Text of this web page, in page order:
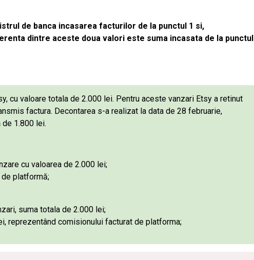
de banca incasarea facturilor de la punctul 1 si,
dintre aceste doua valori este suma incasata de la punctul
cu valoare totala de 2.000 lei. Pentru aceste vanzari Etsy a retinut
factura. Decontarea s-a realizat la data de 28 februarie,
1.800 lei.
cu valoarea de 2.000 lei;
platformă;
suma totala de 2.000 lei;
reprezentând comisionului facturat de platforma;